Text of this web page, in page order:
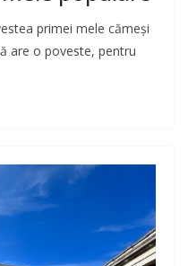
primei mele cămeși
are o poveste, pentru